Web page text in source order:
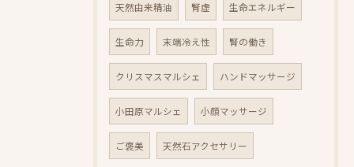
天然由来精油 腎虚 生命エネルギー
生命力 末端冷え性 腎の働き
クリスマスマルシェ ハンドマッサージ
小田原マルシェ 小顔マッサージ
ご褒美 天然石アクセサリー